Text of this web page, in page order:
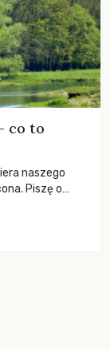
co to
naszego
Piszę o